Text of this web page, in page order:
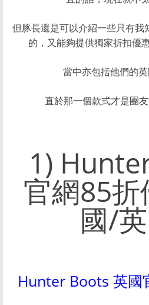
但豚長還是可以介紹一些只有
的，又能夠提供獨家折扣優
當中亦包括他們的
直於那一個款式才是團
1)
官網85折
國/
Hunter Boots 英國